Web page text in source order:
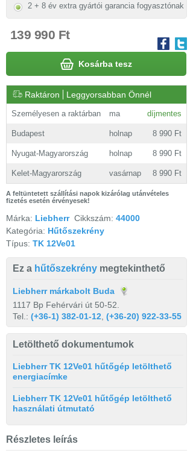
2 + 8 év extra gyártói garancia fogyasztónak
139 990 Ft
Kosárba tesz
Raktáron Leggyorsabban Önnél
Személyesen a raktárban ma díjmentes
Budapest holnap 8 990 Ft
Nyugat-Magyarország holnap 8 990 Ft
Kelet-Magyarország vasárnap 8 990 Ft
A feltüntetett szállítási napok kizárólag utánvételes
fizetés esetén érvényesek!
Márka: LiebherrCikkszám: 44000
Kategória: Hűtőszekrény
Típus: TK 12Ve01
Ez a hűtőszekrény megtekinthető
Liebherr márkabolt Buda
1117 Bp Fehérvári út 50-52.
Tel.: (+36-1) 382-01-12 (+36-20) 922-33-55
Letölthető dokumentumok
Liebherr TK 12Ve01 hűtőgép letölthető
energiacímke
Liebherr TK 12Ve01 hűtőgép letölthető
használati útmutató
Részletes leírás